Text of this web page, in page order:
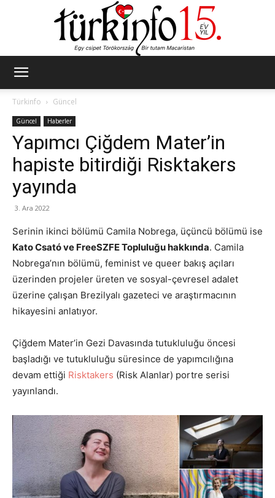
Türkinfo
Güncel
Güncel Haberler
Yapımcı Çiğdem Mater’in
hapiste bitirdiği Risktakers
yayında
3. Ara 2022
Serinin ikinci bölümü Camila Nobrega, üçüncü bölümü ise
Kato Csató ve FreeSZFE Topluluğu hakkında. Camila
Nobrega’nın bölümü, feminist ve queer bakış açıları
üzerinden projeler üreten ve sosyal-çevresel adalet
üzerine çalışan Brezilyalı gazeteci ve araştırmacının
hikayesini anlatıyor.
Çiğdem Mater’in Gezi Davasında tutukluluğu öncesi
başladığı ve tutukluluğu süresince de yapımcılığına
devam ettiği Risktakers (Risk Alanlar) portre serisi
yayınlandı.